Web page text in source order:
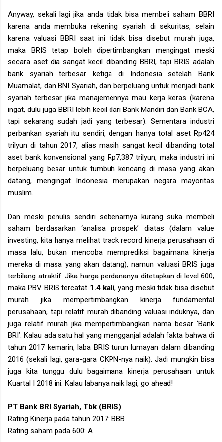
Anyway, sekali lagi jika anda tidak bisa membeli saham BBRI
karena anda membuka rekening syariah di sekuritas, selain
karena valuasi BBRI saat ini tidak bisa disebut murah juga,
maka BRIS tetap boleh dipertimbangkan mengingat meski
secara aset dia sangat kecil dibanding BBRI, tapi BRIS adalah
bank syariah terbesar ketiga di Indonesia setelah Bank
Muamalat, dan BNI Syariah, dan berpeluang untuk menjadi bank
syariah terbesar jika manajemennya mau kerja keras (karena
ingat, dulu juga BBRI lebih kecil dari Bank Mandiri dan Bank BCA,
tapi sekarang sudah jadi yang terbesar). Sementara industri
perbankan syariah itu sendiri, dengan hanya total aset Rp424
trilyun di tahun 2017, alias masih sangat kecil dibanding total
aset bank konvensional yang Rp7,387 trilyun, maka industri ini
berpeluang besar untuk tumbuh kencang di masa yang akan
datang, mengingat Indonesia merupakan negara mayoritas
muslim.
Dan meski penulis sendiri sebenarnya kurang suka membeli
saham berdasarkan ‘analisa prospek’ diatas (dalam value
investing, kita hanya melihat track record kinerja perusahaan di
masa lalu, bukan mencoba memprediksi bagaimana kinerja
mereka di masa yang akan datang), namun valuasi BRIS juga
terbilang atraktif. Jika harga perdananya ditetapkan di level 600,
maka PBV BRIS tercatat 1.4 kali, yang meski tidak bisa disebut
murah jika mempertimbangkan kinerja fundamental
perusahaan, tapi relatif murah dibanding valuasi induknya, dan
juga relatif murah jika mempertimbangkan nama besar ‘Bank
BRI’. Kalau ada satu hal yang mengganjal adalah fakta bahwa di
tahun 2017 kemarin, laba BRIS turun lumayan dalam dibanding
2016 (sekali lagi, gara-gara CKPN-nya naik). Jadi mungkin bisa
juga kita tunggu dulu bagaimana kinerja perusahaan untuk
Kuartal I 2018 ini. Kalau labanya naik lagi, go ahead!
PT Bank BRI Syariah, Tbk (BRIS)
Rating Kinerja pada tahun 2017: BBB
Rating saham pada 600: A